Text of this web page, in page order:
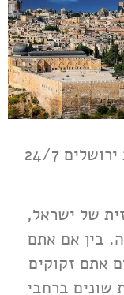
כל מה שרציתם לדעת על מוניות ירושלים 24/7
של ישראל,
בין אם אתם
אתם זקוקים
שונים ברחבי